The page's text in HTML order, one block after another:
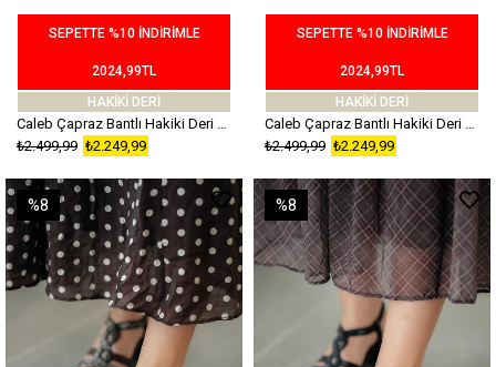
SEPETTE %10 İNDİRİMLE
2024,99TL
HAKİKİ DERİ
Caleb Çapraz Bantlı Hakiki Deri Topuklu Sandalet Taba
₺2.249,99
₺2.499,99
SEPETTE %10 İNDİRİMLE
2024,99TL
HAKİKİ DERİ
Caleb Çapraz Bantlı Hakiki Deri Topuklu Sandalet Siyah
₺2.249,99
₺2.499,99
%8 %8